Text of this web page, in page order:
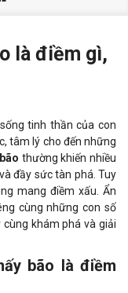
là điềm gì,
tinh thần của con
tâm lý cho đến những
thường khiến nhiều
đầy sức tàn phá. Tuy
mang điềm xấu. Ẩn
cùng những con số
khám phá và giải
bão là điềm